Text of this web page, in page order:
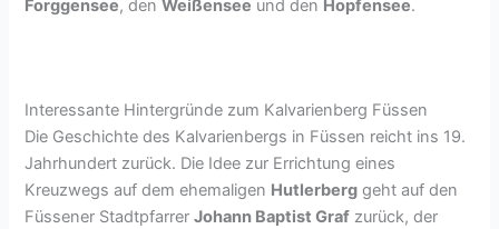
Forggensee, denWeißensee und den Hopfensee.
Interessante Hintergründe zum Kalvarienberg Füssen
Die Geschichte des Kalvarienbergs in Füssen reicht ins 19.
Jahrhundert zurück. Die Idee zur Errichtung eines
Kreuzwegs auf dem ehemaligen Hutlerberg geht auf den
Füssener StadtpfarrerJohann Baptist Graf zurück, der